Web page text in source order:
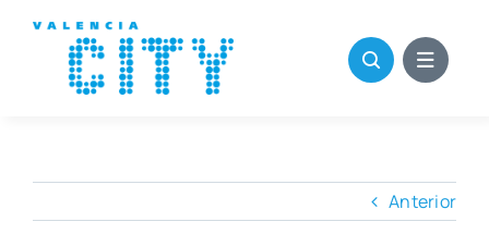
contenido
Anterior